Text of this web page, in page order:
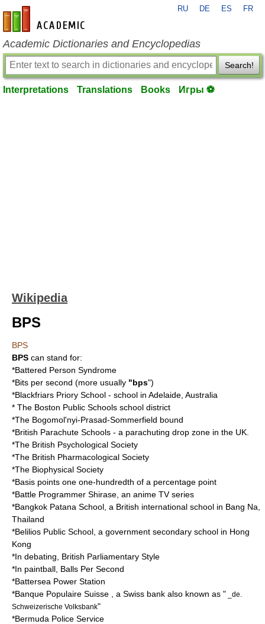
en-academic.com
RU DE ES FR
Academic Dictionaries and Encyclopedias
Search!
Interpretations Translations Books Игры ⚽
Wikipedia
BPS
BPS
BPS can stand for:
*Battered Person Syndrome
*Bits per second (more usually "bps")
*Blackfriars Priory School - school in Adelaide, Australia
* The Boston Public Schools school district
*The Bogomol'nyi-Prasad-Sommerfield bound
*British Parachute Schools - a parachuting drop zone in the UK.
*The British Psychological Society
*The British Pharmacological Society
*The Biophysical Society
*Basis points one one-hundredth of a percentage point
*Battle Programmer Shirase , an anime TV series
*Bangkok Patana School , a British international school in Bang Na,
Thailand
*Belilios Public School , a government secondary school in Hong
Kong
*In debating, British Parliamentary Style
*In paintball, Balls Per Second
*Battersea Power Station
*Banque Populaire Suisse , a Swiss bank also known as " _de.
Schweizerische Volksbank"
*Bermuda Police Service